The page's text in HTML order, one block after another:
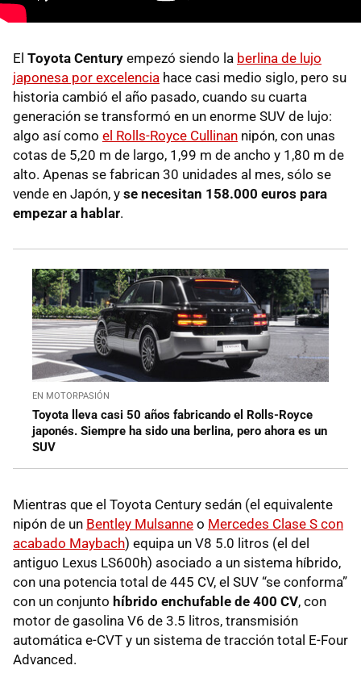
El Toyota Century empezó siendo la berlina de lujo
japonesa por excelencia hace casi medio siglo, pero su
historia cambió el año pasado, cuando su cuarta
generación se transformó en un enorme SUV de lujo:
algo así como el Rolls-Royce Cullinan nipón, con unas
cotas de 5,20 m de largo, 1,99 m de ancho y 1,80 m de
alto. Apenas se fabrican 30 unidades al mes, sólo se
vende en Japón, y se necesitan 158.000 euros para
empezar a hablar.
EN MOTORPASIÓN
Toyota lleva casi 50 años fabricando el Rolls-Royce
japonés. Siempre ha sido una berlina, pero ahora es un
SUV
Mientras que el Toyota Century sedán (el equivalente
nipón de un Bentley Mulsanne o Mercedes Clase S con
acabado Maybach) equipa un V8 5.0 litros (el del
antiguo Lexus LS600h) asociado a un sistema híbrido,
con una potencia total de 445 CV, el SUV “se conforma”
con un conjunto híbrido enchufable de 400 CV, con
motor de gasolina V6 de 3.5 litros, transmisión
automática e-CVT y un sistema de tracción total E-Four
Advanced.